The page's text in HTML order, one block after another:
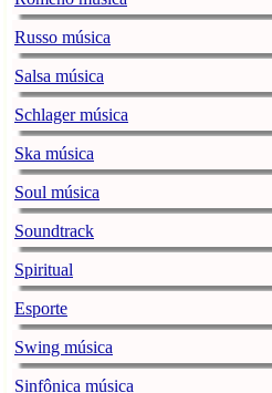
Russo música
Salsa música
Schlager música
Ska música
Soul música
Soundtrack
Spiritual
Esporte
Swing música
Sinfônica música